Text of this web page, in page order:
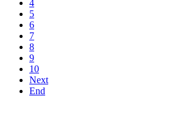
4
5
6
7
8
9
10
Next
End